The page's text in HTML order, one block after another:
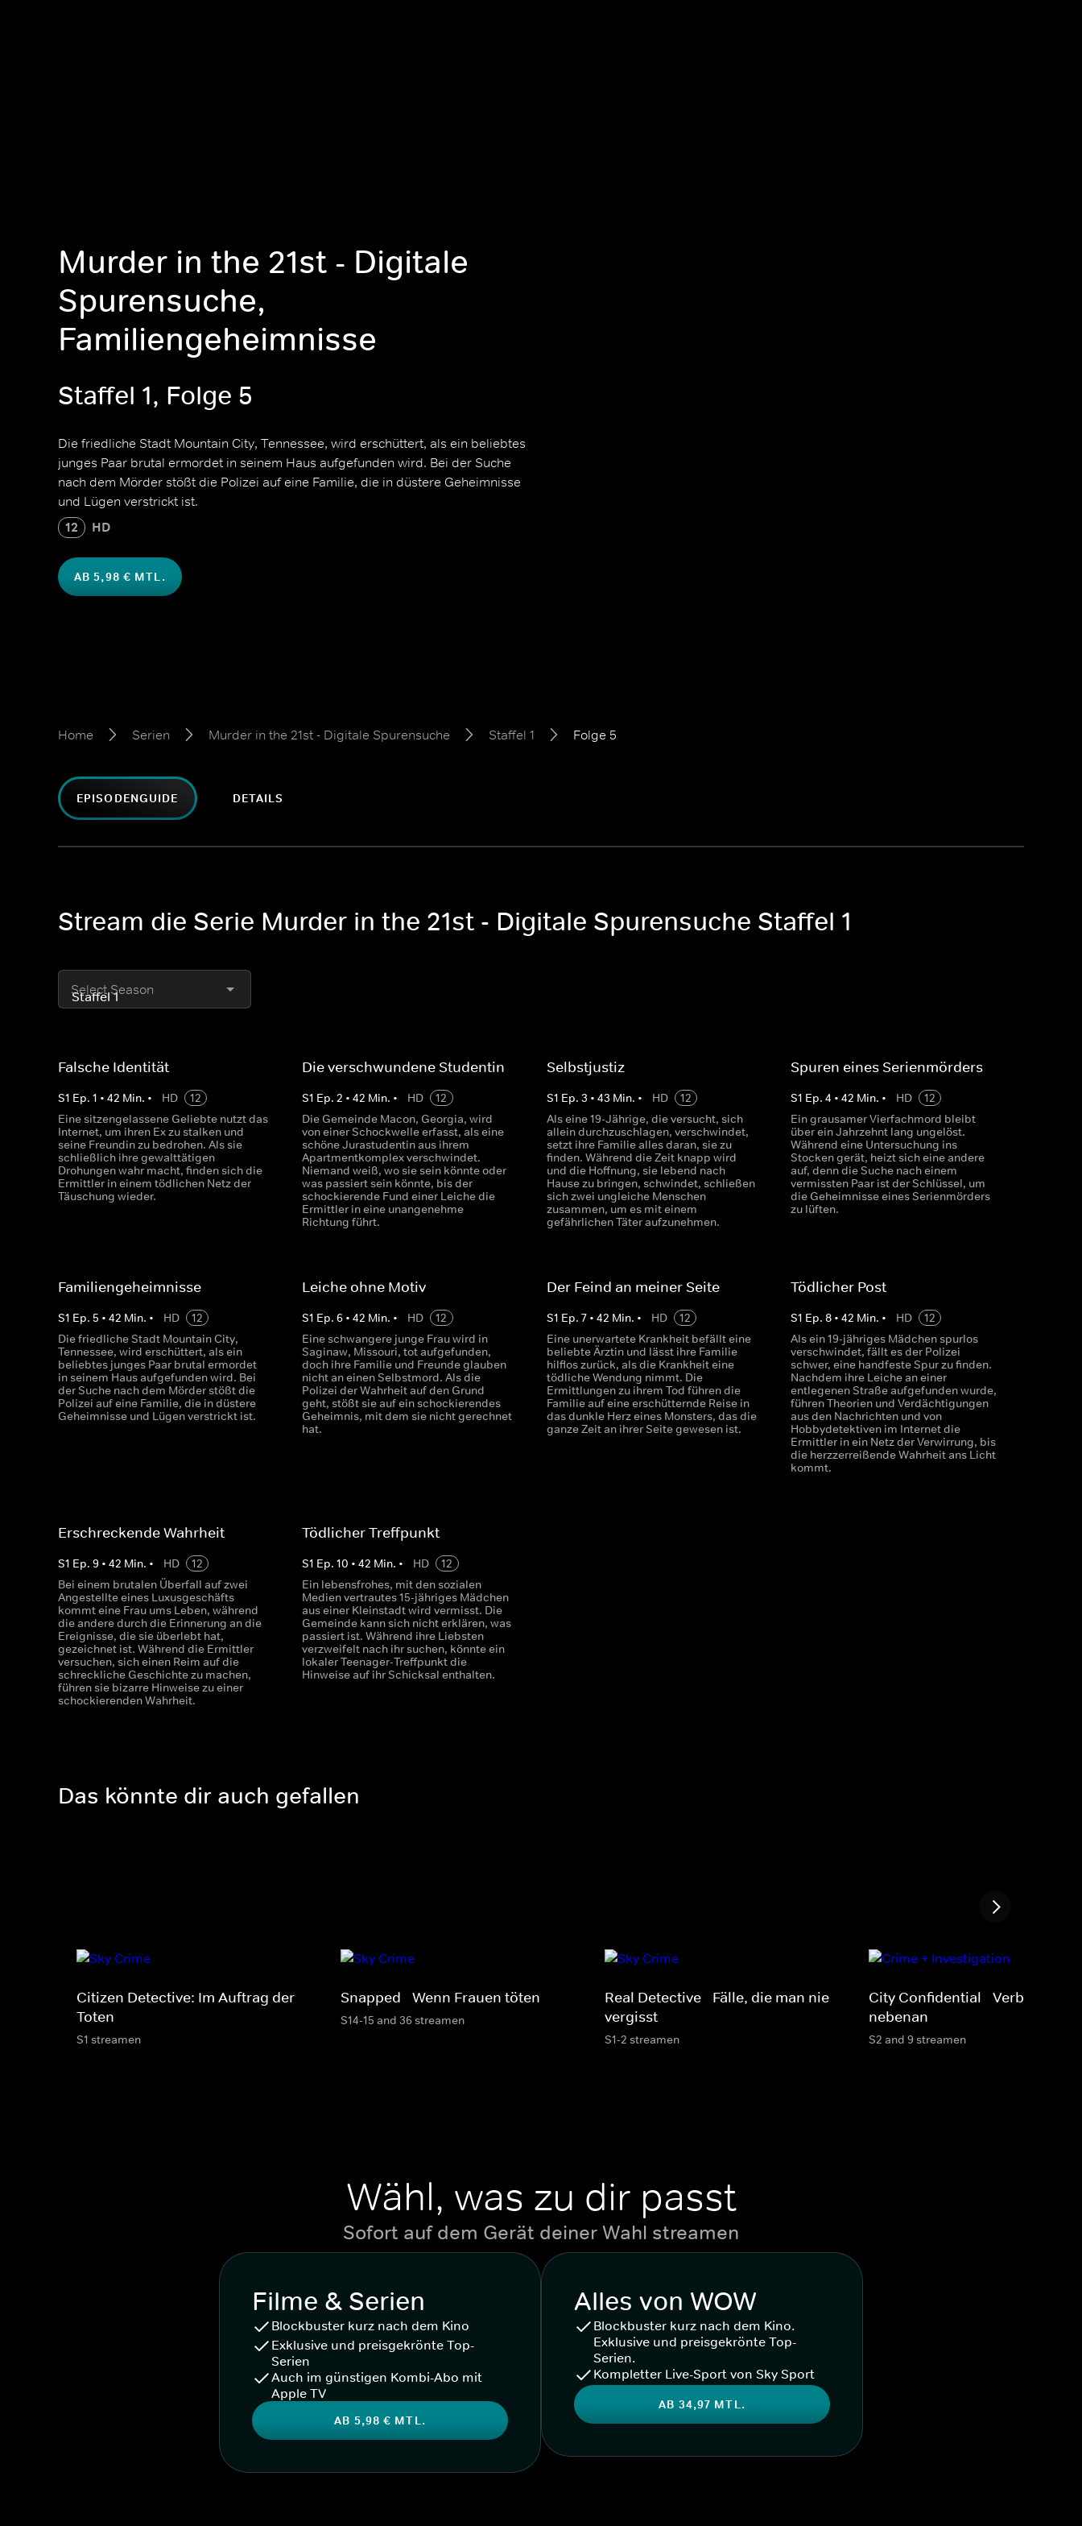
Murder in the 21st - Digitale
Spurensuche,
Familiengeheimnisse
Staffel 1, Folge 5
Die friedliche Stadt Mountain City, Tennessee, wird erschüttert, als ein beliebtes
junges Paar brutal ermordet in seinem Haus aufgefunden wird. Bei der Suche
nach dem Mörder stößt die Polizei auf eine Familie, die in düstere Geheimnisse
und Lügen verstrickt ist.
12 HD
AB 5,98 € MTL.
Home Serien Murder in the 21st - Digitale Spurensuche Staffel 1 Folge 5
EPISODENGUIDE DETAILS
Stream die Serie Murder in the 21st - Digitale Spurensuche Staffel 1
Select Season
Falsche Identität
S1 Ep. 1 • 42 Min. • HD
12
Eine sitzengelassene Geliebte nutzt das
Internet, um ihren Ex zu stalken und
seine Freundin zu bedrohen. Als sie
schließlich ihre gewalttätigen
Drohungen wahr macht, finden sich die
Ermittler in einem tödlichen Netz der
Täuschung wieder.
Die verschwundene Studentin
S1 Ep.2 •42 Min. • HD
12
Die Gemeinde Macon, Georgia, wird
von einer Schockwelle erfasst, als eine
schöne Jurastudentin aus ihrem
Apartmentkomplex verschwindet.
Niemand weiß, wo sie sein könnte oder
was passiert sein könnte, bis der
schockierende Fund einer Leiche die
Ermittler in eine unangenehme
Richtung führt.
Selbstjustiz
S1 Ep. 3 • 43 Min. • HD
12
Als eine 19-Jährige, die versucht, sich
allein durchzuschlagen, verschwindet,
setzt ihre Familie alles daran, sie zu
finden. Während die Zeit knapp wird
und die Hoffnung, sie lebend nach
Hause zu bringen, schwindet, schließen
sich zwei ungleiche Menschen
zusammen, um es mit einem
gefährlichen Täter aufzunehmen.
Spuren eines Serienmörders
S1 Ep. 4 • 42 Min. • HD
12
Ein grausamer Vierfachmord bleibt
über ein Jahrzehnt lang ungelöst.
Während eine Untersuchung ins
Stocken gerät, heizt sich eine andere
auf, denn die Suche nach einem
vermissten Paar ist der Schlüssel, um
die Geheimnisse eines Serienmörders
zu lüften.
Familiengeheimnisse
S1 Ep. 5 • 42 Min. • HD
12
Die friedliche Stadt Mountain City,
Tennessee, wird erschüttert, als ein
beliebtes junges Paar brutal ermordet
in seinem Haus aufgefunden wird. Bei
der Suche nach dem Mörder stößt die
Polizei auf eine Familie, die in düstere
Geheimnisse und Lügen verstrickt ist.
Leiche ohne Motiv
S1 Ep.6 •42 Min. • HD
12
Eine schwangere junge Frau wird in
Saginaw, Missouri, tot aufgefunden,
doch ihre Familie und Freunde glauben
nicht an einen Selbstmord. Als die
Polizei der Wahrheit auf den Grund
geht, stößt sie auf ein schockierendes
Geheimnis, mit dem sie nicht gerechnet
hat.
Der Feind an meiner Seite
S1 Ep. 7• 42 Min. • HD
12
Eine unerwartete Krankheit befällt eine
beliebte Ärztin und lässt ihre Familie
hilflos zurück, als die Krankheit eine
tödliche Wendung nimmt. Die
Ermittlungen zu ihrem Tod führen die
Familie auf eine erschütternde Reise in
das dunkle Herz eines Monsters, das die
ganze Zeit an ihrer Seite gewesen ist.
Tödlicher Post
S1 Ep. 8• 42 Min. • HD
12
Als ein 19-jähriges Mädchen spurlos
verschwindet, fällt es der Polizei
schwer, eine handfeste Spur zu finden.
Nachdem ihre Leiche an einer
entlegenen Straße aufgefunden wurde,
führen Theorien und Verdächtigungen
aus den Nachrichten und von
Hobbydetektiven im Internet die
Ermittler in ein Netz der Verwirrung, bis
die herzzerreißende Wahrheit ans Licht
kommt.
Erschreckende Wahrheit
S1 Ep. 9 • 42 Min. • HD
12
Bei einem brutalen Überfall auf zwei
Angestellte eines Luxusgeschäfts
kommt eine Frau ums Leben, während
die andere durch die Erinnerung an die
Ereignisse, die sie überlebt hat,
gezeichnet ist. Während die Ermittler
versuchen, sich einen Reim auf die
schreckliche Geschichte zu machen,
führen sie bizarre Hinweise zu einer
schockierenden Wahrheit.
Tödlicher Treffpunkt
S1 Ep.10 •42 Min. • HD
12
Ein lebensfrohes, mit den sozialen
Medien vertrautes 15-jähriges Mädchen
aus einer Kleinstadt wird vermisst. Die
Gemeinde kann sich nicht erklären, was
passiert ist. Während ihre Liebsten
verzweifelt nach ihr suchen, könnte ein
lokaler Teenager-Treffpunkt die
Hinweise auf ihr Schicksal enthalten.
Das könnte dir auch gefallen
Citizen Detective: Im Auftrag der
Toten
S1 streamen
Snapped - Wenn Frauen töten
S14-15 and 36 streamen
Real Detective - Fälle, die man nie
vergisst
S1-2 streamen
City Confidential - Verbrechen
nebenan
S2 and 9 streamen
Wähl, was zu dir passt
Sofort auf dem Gerät deiner Wahl streamen
Filme & Serien
Blockbuster kurz nach dem Kino
Exklusive und preisgekrönte Top-
Serien
Auch im günstigen Kombi-Abo mit
Apple TV
AB 5,98 € MTL.
Alles von WOW
Blockbuster kurz nach dem Kino.
Exklusive und preisgekrönte Top-
Serien.
Kompletter Live-Sport von Sky Sport
AB 34,97 MTL.